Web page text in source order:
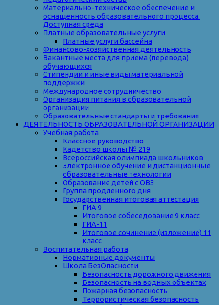
Материально-техническое обеспечение и
оснащенность образовательного процесса.
Доступная среда
Платные образовательные услуги
Платные услуги бассейна
Финансово-хозяйственная деятельность
Вакантные места для приема (перевода)
обучающихся
Стипендии и иные виды материальной
поддержки
Международное сотрудничество
Организация питания в образовательной
организации
Образовательные стандарты и требования
ДЕЯТЕЛЬНОСТЬ ОБРАЗОВАТЕЛЬНОЙ ОРГАНИЗАЦИИ
Учебная работа
Классное руководство
Кадетство школы № 219
Всероссийская олимпиада школьников
Электронное обучение и дистанционные
образовательные технологии
Образование детей с ОВЗ
Группа продленного дня
Государственная итоговая аттестация
ГИА 9
Итоговое собеседование 9 класс
ГИА-11
Итоговое сочинение (изложение) 11
класс
Воспитательная работа
Нормативные документы
Школа БезОпасности
Безопасность дорожного движения
Безопасность на водных объектах
Пожарная безопасность
Террористическая безопасность